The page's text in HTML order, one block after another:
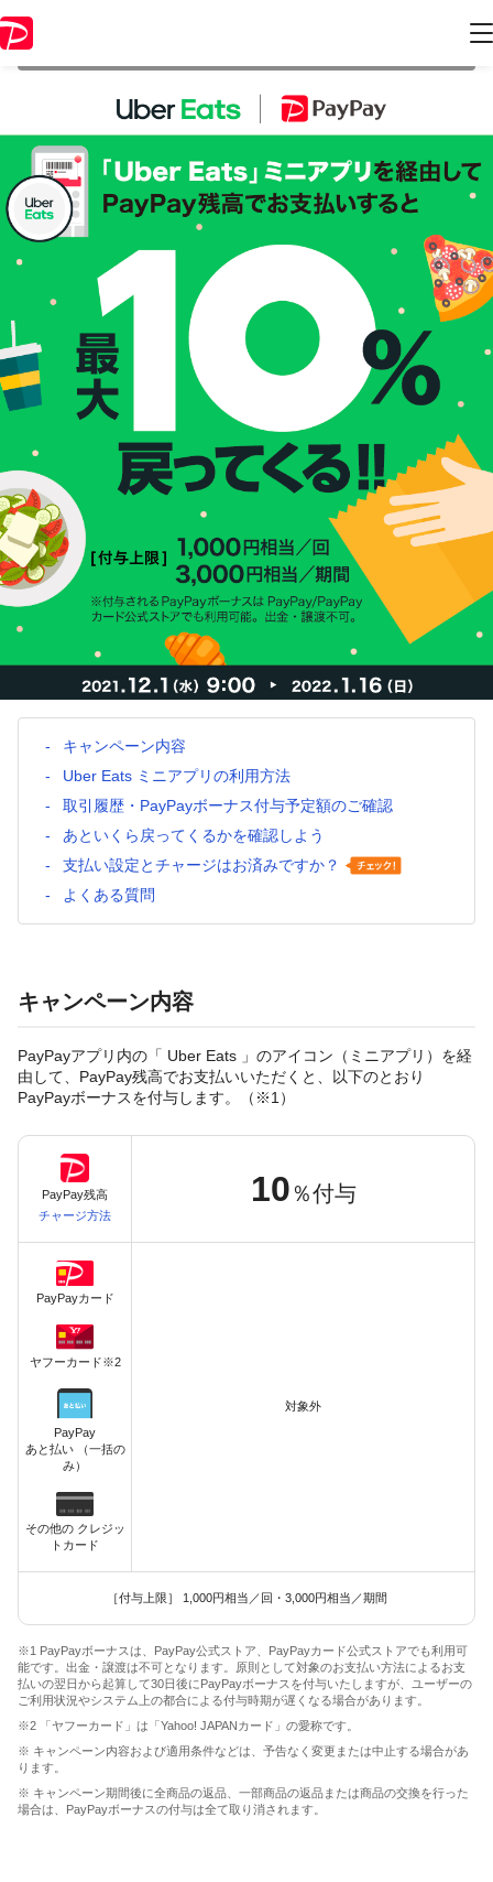
情報はキャンペーン終了時点のものになります。
キャンペーン内容
Uber Eats ミニアプリの利用方法
取引履歴・PayPayボーナス付与予定額のご確認
あといくら戻ってくるかを確認しよう
支払い設定とチャージはお済みですか？
よくある質問
キャンペーン内容
PayPayアプリ内の「 Uber Eats 」のアイコン（ミニアプリ）を経
由して、PayPay残高でお支払いいただくと、以下のとおり
PayPayボーナスを付与します。（※1）
PayPay残高
チャージ方法
10 ％付与
PayPayカード
ヤフーカード※2
PayPay
あと払い （一括の
み）
その他の クレジッ
トカード
対象外
［付与上限］ 1,000円相当／回・3,000円相当／期間
※1 PayPayボーナスは、PayPay公式ストア、PayPayカード公式ストアでも利用可
能です。出金・譲渡は不可となります。原則として対象のお支払い方法によるお支
払いの翌日から起算して30日後にPayPayボーナスを付与いたしますが、ユーザーの
ご利用状況やシステム上の都合による付与時期が遅くなる場合があります。
※2 「ヤフーカード」は「Yahoo! JAPANカード」の愛称です。
※ キャンペーン内容および適用条件などは、予告なく変更または中止する場合があ
ります。
※ キャンペーン期間後に全商品の返品、一部商品の返品または商品の交換を行った
場合は、PayPayボーナスの付与は全て取り消されます。